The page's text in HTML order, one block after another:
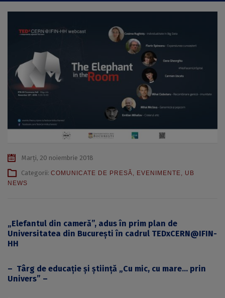
Marți, 20 noiembrie 2018
Categorii: COMUNICATE DE PRESĂ EVENIMENTE
UB
NEWS
„Elefantul din cameră”, adus în prim plan de
Universitatea din Bucureștiîn cadrul TEDxCERN@IFIN-
HH
– Târg de educație și știință „Cu mic, cu mare… prin
Univers” –